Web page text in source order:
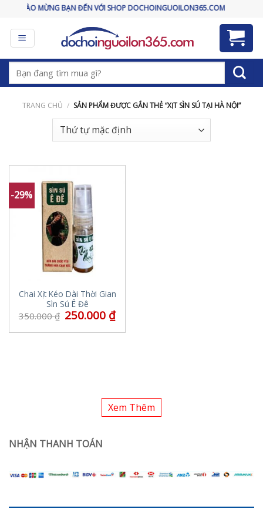
content
CHÀO MỪNG BẠN ĐẾN VỚI SHOP DOCHOINGUOILON365.COM
Tìm
kiếm:
TRANG CHỦ / SẢN PHẨM ĐƯỢC GẮN THẺ “XỊT SÌN SÚ TẠI HÀ NỘI”
-29%
Chai Xịt Kéo Dài Thời Gian
Sìn Sú Ê Đê
350.000₫ 250.000 ₫
Xem Thêm
NHẬN THANH TOÁN